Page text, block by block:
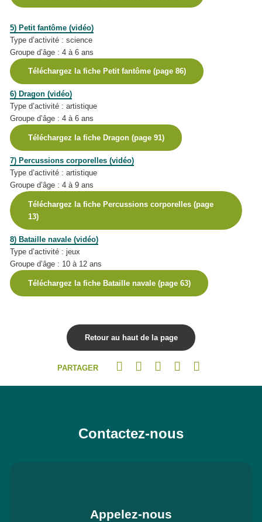
5) Petit fantôme (vidéo)
Type d’activité : science
Groupe d’âge : 4 à 6 ans
Téléchargez la fiche Petit fantôme (page 86)
6) Dragon (vidéo)
Type d’activité : artistique
Groupe d’âge : 4 à 6 ans
Téléchargez la fiche Dragon (page 91)
7) Percussions corporelles (vidéo)
Type d’activité : artistique
Groupe d’âge : 4 à 9 ans
Téléchargez la fiche Percussions corporelles (page
13)
8) Bataille navale (vidéo)
Type d’activité : jeux
Groupe d’âge : 10 à 12 ans
Téléchargez la fiche Bataille navale (page 63)
Retour au haut de la page
PARTAGER
Contactez-nous
Appelez-nous